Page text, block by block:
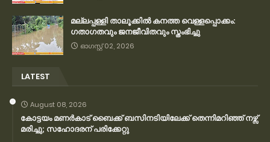
മല്ലപ്പള്ളി താലൂക്കിൽ കനത്ത വെള്ളപ്പൊക്കം:
ഗതാഗതവും ജനജീവിതവും സ്തംഭിച്ചു
ഓഗസ്റ്റ് 02, 2026
LATEST
August 08, 2026
കോട്ടയം മണർകാട് ബൈക്ക് ബസിനടിയിലേക്ക് തെന്നിമറിഞ്ഞ് നഴ്സ്
മരിച്ചു; സഹോദരന് പരിക്കേറ്റു